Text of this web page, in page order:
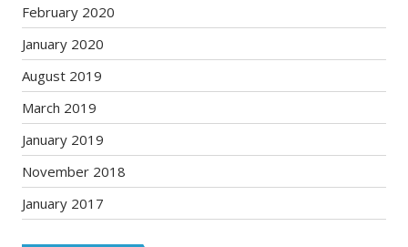
February 2020
January 2020
August 2019
March 2019
January 2019
November 2018
January 2017